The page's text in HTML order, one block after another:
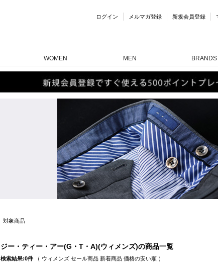
ログイン メルマガ登録 新規会員登録
WOMEN MEN BRANDS
対象商品
ジー・ティー・アー(G・T・A)(ウィメンズ)の商品一覧
検索結果:0件（ ウィメンズ セール商品 新着商品 価格の安い順）